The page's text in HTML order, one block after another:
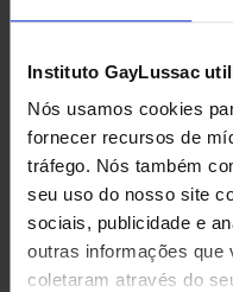
Instituto GayLussac
Nós usamos cookies
fornecer recursos de
tráfego. Nós também
seu uso do nosso site
sociais, publicidade e
outras informações que
coletaram através do